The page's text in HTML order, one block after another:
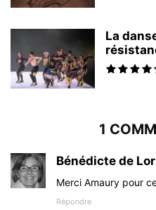
La
1
Bénédicte de
Merci Amaury pour
Répondre